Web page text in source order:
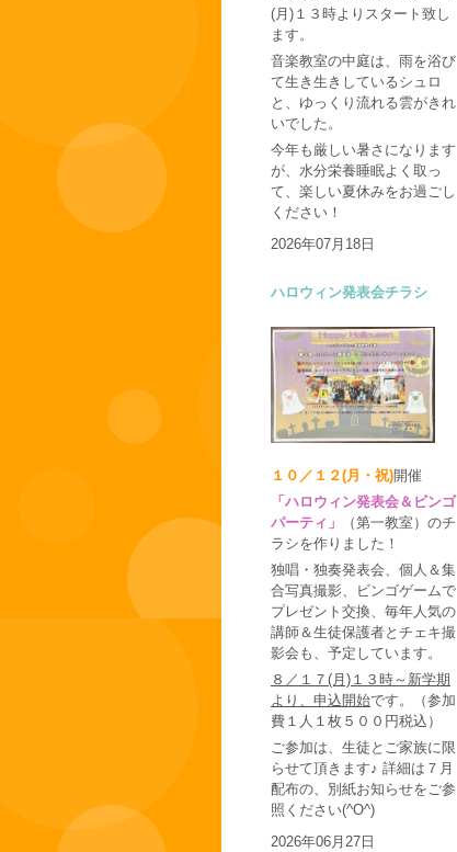
(月)１３時よりスタート致し
ます。
音楽教室の中庭は、雨を浴び
て生き生きしているシュロ
と、ゆっくり流れる雲がきれ
いでした。
今年も厳しい暑さになります
が、水分栄養睡眠よく取っ
て、楽しい夏休みをお過ごし
ください！
2026年07月18日
ハロウィン発表会チラシ
１０／１２(月・祝)開催
「ハロウィン発表会＆ビンゴ
パーティ」
（第一教室）のチ
ラシを作りました！
独唱・独奏発表会、個人＆集
合写真撮影、ビンゴゲームで
プレゼント交換、毎年人気の
講師＆生徒保護者とチェキ撮
影会も、予定しています。
８／１７(月)１３時～新学期
より、申込開始です。（参加
費１人１枚５００円税込）
ご参加は、生徒とご家族に限
らせて頂きます♪ 詳細は７月
配布の、別紙お知らせをご参
照ください(^O^)
2026年06月27日